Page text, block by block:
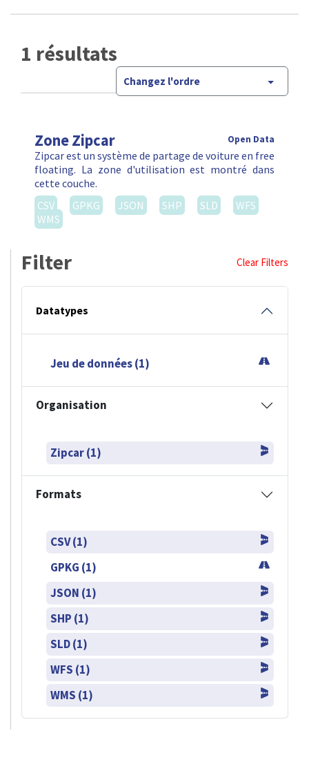
1 résultats
Changez l'ordre
Zone Zipcar Open Data
Zipcar est un système de partage de voiture en free
floating. La zone d'utilisation est montré dans
cette couche.
CSV
GPKG JSON SHP SLD
WFS
WMS
Filter Clear Filters
Datatypes
Jeu de données (1)
Organisation
Zipcar (1)
Formats
CSV (1)
GPKG (1)
JSON (1)
SHP (1)
SLD (1)
WFS (1)
WMS (1)